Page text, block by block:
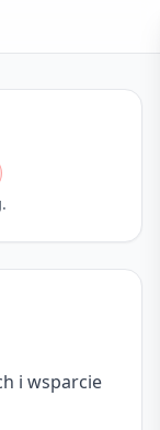
.
i wsparcie